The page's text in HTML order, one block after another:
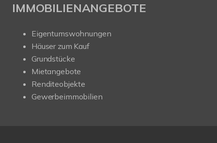
IMMOBILIENANGEBOTE
Eigentumswohnungen
Häuser zum Kauf
Grundstücke
Mietangebote
Renditeobjekte
Gewerbeimmobilien